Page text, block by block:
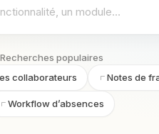
Recherches populaires
collaborateurs Notes de
Workflow d’absences